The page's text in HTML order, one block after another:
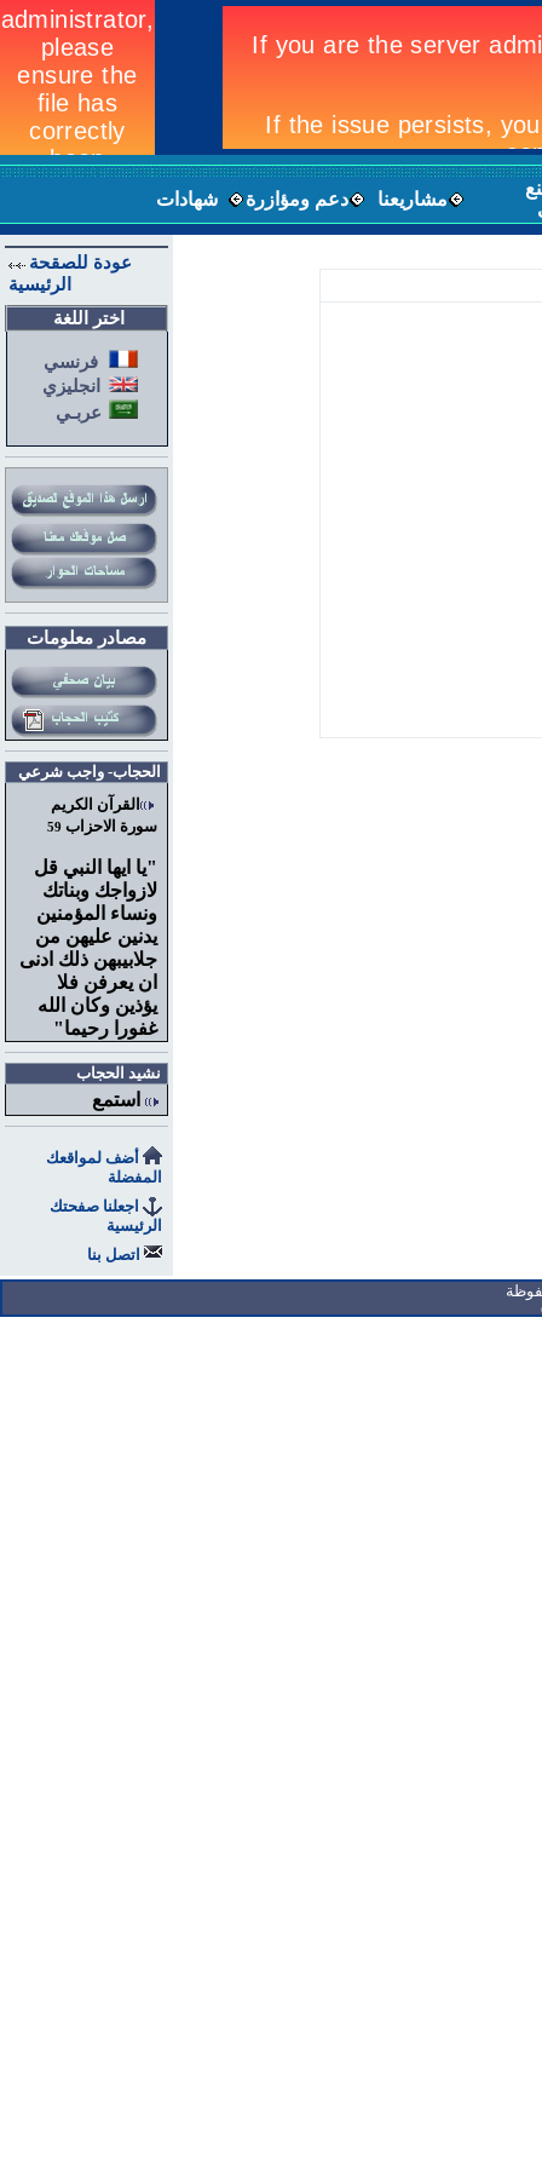
شهادات دعم ومؤازرة مشاريعنا
عودة للصقحة
الرئيسية
اختر اللغة
فرنسي
انجليزي
عربـي
مصادر معلومات
الحجاب- واجب شرعي
القرآن الكريم
سورة الاحزاب 59
"يا ايها النبي قل
لازواجك وبناتك
ونساء المؤمنين
يدنين عليهن من
جلابيبهن ذلك ادنى
ان يعرفن فلا
يؤذين وكان الله
غفورا رحيما"
نشيد الحجاب
استمع
أضف لمواقعك
المفضلة
اجعلنا صفحتك
الرئيسية
اتصل بنا